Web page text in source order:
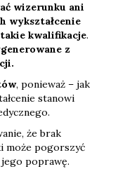
wizerunku ani
wykształcenie
kwalifikacje.
z
, ponieważ – jak
stanowi
że brak
może pogorszyć
poprawę.